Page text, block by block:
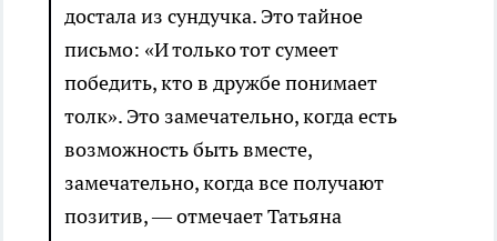
достала из сундучка. Это тайное
письмо: «И только тот сумеет
победить, кто в дружбе понимает
толк». Это замечательно, когда есть
возможность быть вместе,
замечательно, когда все получают
позитив, — отмечает Татьяна